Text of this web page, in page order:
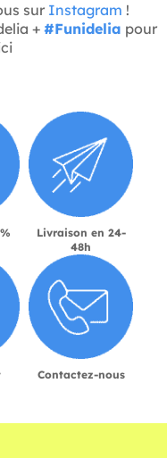
sur Instagram !
+ #Funidelia pour
Livraison en 24-
48h
Contactez-nous